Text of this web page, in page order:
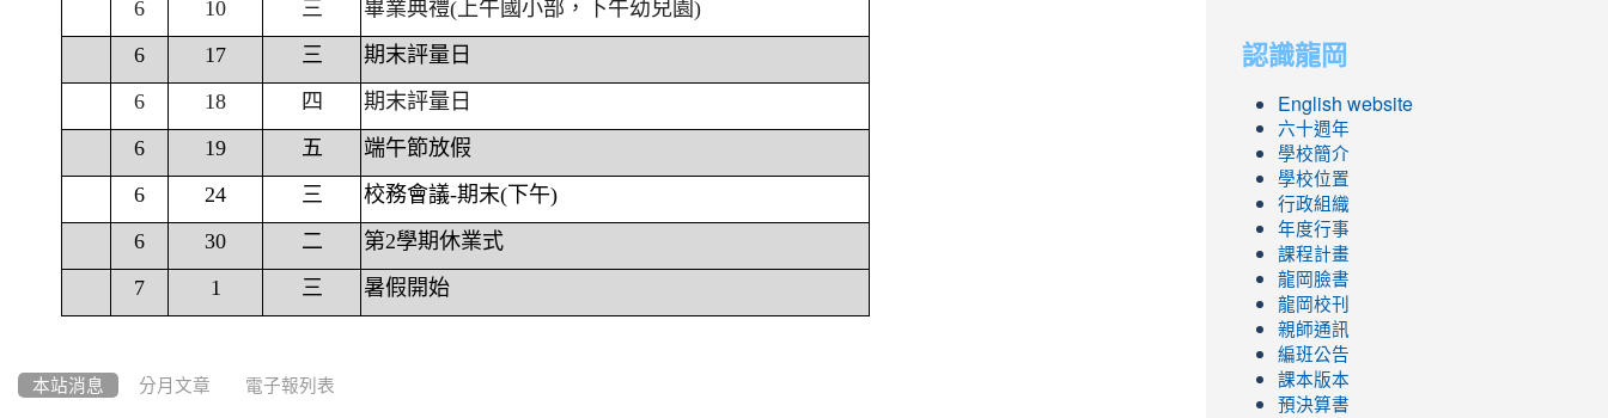
6 10 三
畢業典禮(上午國小部，下午幼兒園)
6
17 三
期末評量日
6
18 四
期末評量日
6
19 五
端午節放假
6
24 三
校務會議-期末(下午)
6
30 二
第2學期休業式
7
1 三 暑假開始
本站消息 分月文章 電子報列表
認識龍岡
English website
六十週年
學校簡介
學校位置
行政組織
年度行事
課程計畫
龍岡臉書
龍岡校刊
親師通訊
編班公告
課本版本
預決算書